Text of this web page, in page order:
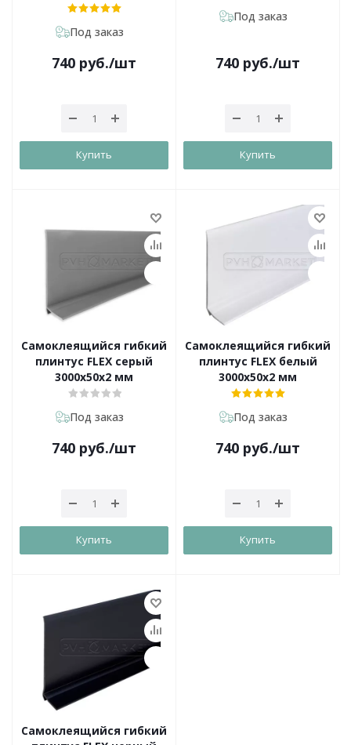
Под заказ
740 руб./шт
Купить
Под заказ
740 руб./шт
Купить
Самоклеящийся гибкий
плинтус FLEX серый
3000х50х2 мм
Под заказ
740 руб./шт
Купить
Самоклеящийся гибкий
плинтус FLEX белый
3000х50х2 мм
Под заказ
740 руб./шт
Купить
Самоклеящийся гибкий